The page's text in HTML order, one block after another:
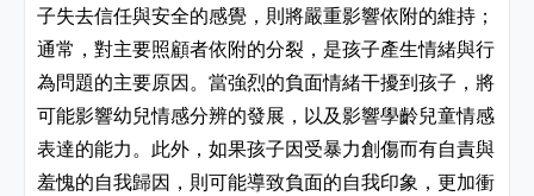
子失去信任與安全的感覺，則將嚴重影響依附的維持；
通常，對主要照顧者依附的分裂，是孩子產生情緒與行
為問題的主要原因。當強烈的負面情緒干擾到孩子，將
可能影響幼兒情感分辨的發展，以及影響學齡兒童情感
表達的能力。此外，如果孩子因受暴力創傷而有自責與
羞愧的自我歸因，則可能導致負面的自我印象，更加衝